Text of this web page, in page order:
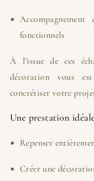
fonctionnels
À l’issue de ces
décoration vous
concrétiser votre
Une prestation
Repenser
Créer une